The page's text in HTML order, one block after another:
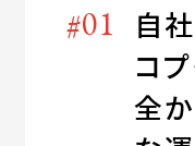
#01
自
コ
全